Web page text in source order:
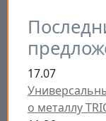
17.07
о металлу